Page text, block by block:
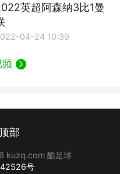
英超阿森纳3比1曼
04-24 10:39
部
酷足球
号